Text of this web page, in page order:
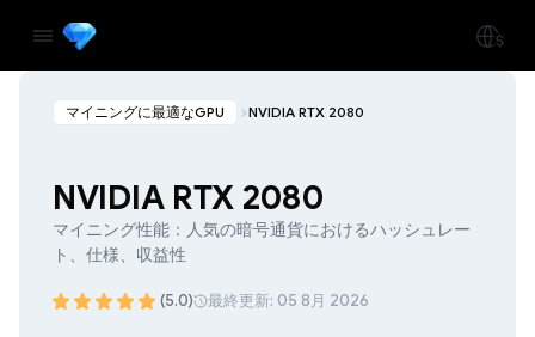
マイニングに最適なGPU NVIDIA RTX 2080
NVIDIA RTX 2080
マイニング性能：人気の暗号通貨におけるハッシュレー
ト、仕様、収益性
(5.0) 最終更新: 05 8月 2026